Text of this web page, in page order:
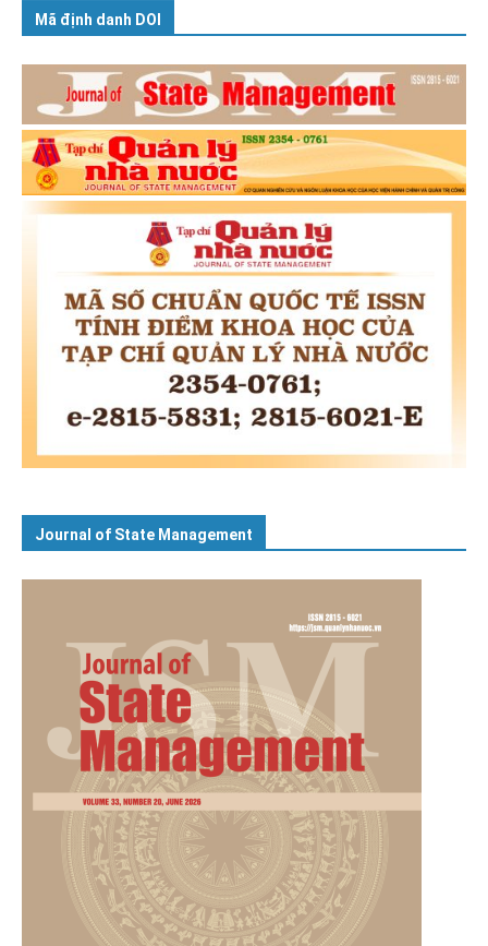
Mã định danh DOI
Journal of State Management